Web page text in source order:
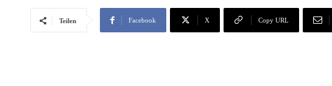
Teilen Facebook X Copy URL